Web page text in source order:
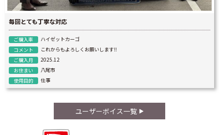
毎回とても丁寧な対応
ご購入車
ハイゼットカーゴ
コメント
これからもよろしくお願いします‼
ご購入月
2025.12
お住まい
八尾市
使用目的
仕事
ユーザーボイス一覧